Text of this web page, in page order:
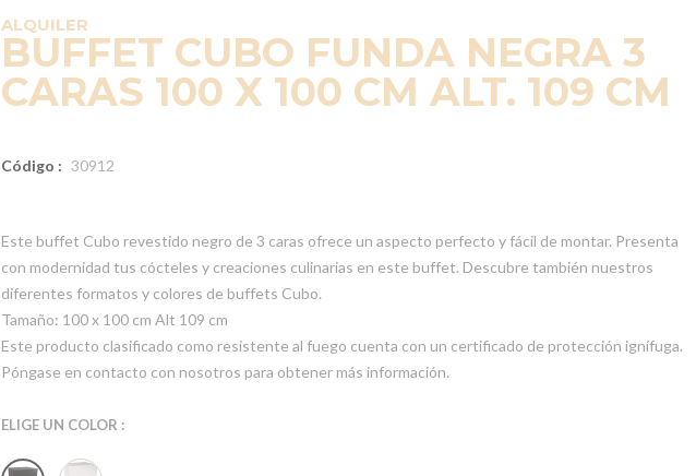
ALQUILER
BUFFET CUBO FUNDA NEGRA 3
CARAS 100 X 100 CM ALT. 109 CM
Código : 30912
Este buffet Cubo revestido negro de 3 caras ofrece un aspecto perfecto y fácil de montar. Presenta
con modernidad tus cócteles y creaciones culinarias en este buffet. Descubre también nuestros
diferentes formatos y colores de buffets Cubo.
Tamaño: 100 x 100 cm Alt 109 cm
Este producto clasificado como resistente al fuego cuenta con un certificado de protección ignífuga.
Póngase en contacto con nosotros para obtener más información.
ELIGE UN COLOR :